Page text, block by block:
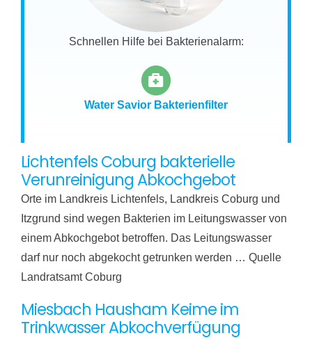
Schnellen Hilfe bei Bakterienalarm:
Water Savior Bakterienfilter
Lichtenfels Coburg bakterielle
Verunreinigung Abkochgebot
Orte im Landkreis Lichtenfels, Landkreis Coburg und
Itzgrund sind wegen Bakterien im Leitungswasser von
einem Abkochgebot betroffen. Das Leitungswasser
darf nur noch abgekocht getrunken werden … Quelle
Landratsamt Coburg
Miesbach Hausham Keime im
Trinkwasser Abkochverfügung